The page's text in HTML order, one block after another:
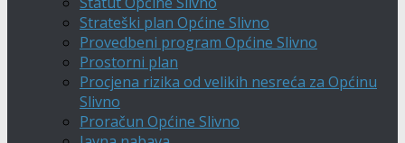
Strateški plan Općine Slivno
Provedbeni program Općine Slivno
Prostorni plan
Procjena rizika od velikih nesreća za Općinu
Slivno
Proračun Općine Slivno